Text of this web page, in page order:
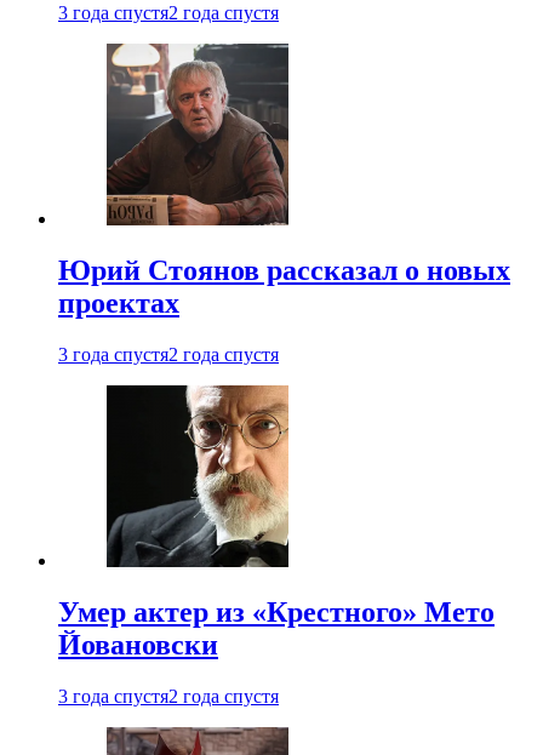
3 года спустя2 года спустя
Юрий Стоянов рассказал о новых
проектах
3 года спустя2 года спустя
Умер актер из «Крестного» Мето
Йовановски
3 года спустя2 года спустя